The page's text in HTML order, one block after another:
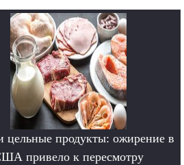
цельные продукты: ожирение в
привело к пересмотру